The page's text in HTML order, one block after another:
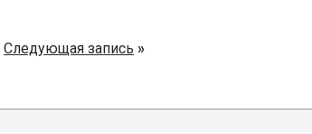
Следующая запись »